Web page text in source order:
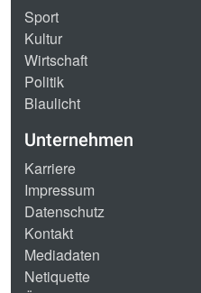
Sport
Kultur
Wirtschaft
Politik
Blaulicht
Unternehmen
Karriere
Impressum
Datenschutz
Kontakt
Mediadaten
Netiquette